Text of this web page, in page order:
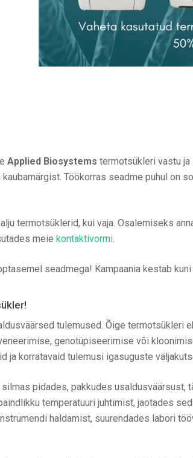
Applied Biosystems termotsükleri vastu
Töökorras seadme puhul on
termotsüklerid, kui vaja. Osalemiseks
meie kontaktivormi.
seadmega! Kampaania kestab kuni
tulemused. Õige termotsükleri
genotüpiseerimise või
ja korratavaid tulemusi igasuguste
pidades, pakkudes usaldusväärsust,
temperatuuri juhtimist, jaotades
haldamist, suurendades labori